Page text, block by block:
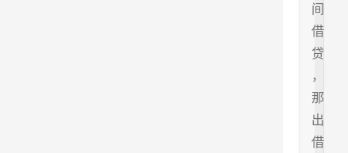
间
借
贷
，
那
出
借